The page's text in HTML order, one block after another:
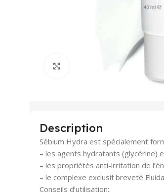
Click to enlarge
Description
Sébium Hydra est spécialement
– les agents hydratants (glycérine)
– les propriétés anti-irritation de
– le complexe exclusif breveté
Conseils d’utilisation: